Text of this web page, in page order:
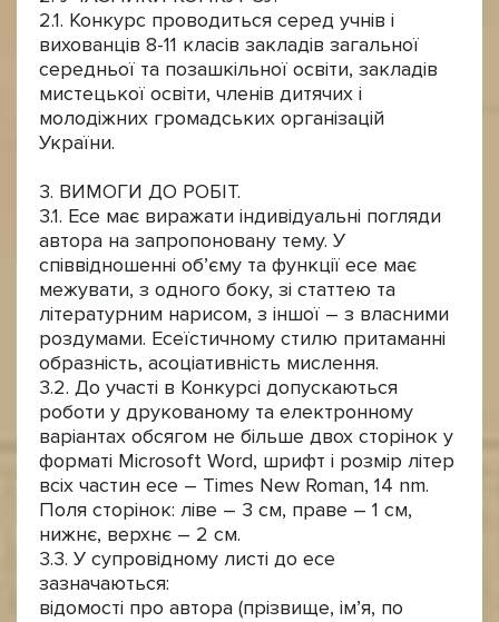
2.1. Конкурс проводиться серед учнів і
вихованців 8-11 класів закладів загальної
середньої та позашкільної освіти, закладів
мистецької освіти, членів дитячих і
молодіжних громадських організацій
України.
3. ВИМОГИ ДО РОБІТ.
3.1. Есе має виражати індивідуальні погляди
автора на запропоновану тему. У
співвідношенні об’єму та функції есе має
межувати, з одного боку, зі статтею та
літературним нарисом, з іншої – з власними
роздумами. Есеїстичному стилю притаманні
образність, асоціативність мислення.
3.2. До участі в Конкурсі допускаються
роботи у друкованому та електронному
варіантах обсягом не більше двох сторінок у
форматі Microsoft Word, шрифт і розмір літер
всіх частин есе – Times New Roman, 14 nm.
Поля сторінок: ліве – 3 см, праве – 1 см,
нижнє, верхнє – 2 см.
3.3. У супровідному листі до есе
зазначаються:
відомості про автора (прізвище, ім’я, по